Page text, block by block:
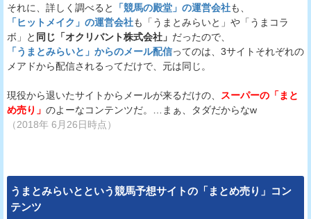
それに、詳しく調べると
「競馬の殿堂」の運営会社も、
「ヒットメイク」の運営会社も「うまとみらいと」や「うまコラ
ボ」と 同じ「オクリバント株式会社」 だったので、
「うまとみらいと」からのメール配信ってのは、3サイトそれぞれの
メアドから配信されるってだけで、元は同じ。
現役から退いたサイトからメールが来るだけの、 スーパーの「まと
め売り」 のよーなコンテンツだ。…まぁ、タダだからなw
（2018年 6月26日時点）
うまとみらいとという競馬予想サイトの「まとめ売り」コン
テンツ